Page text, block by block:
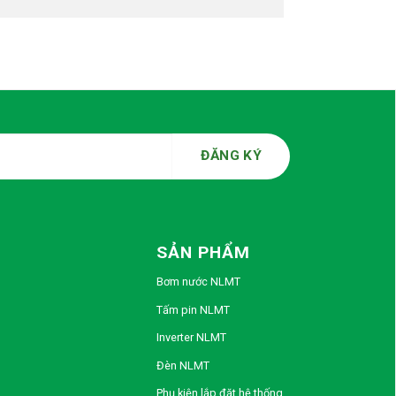
SẢN PHẨM
Bơm nước NLMT
Tấm pin NLMT
Inverter NLMT
Đèn NLMT
Phụ kiện lắp đặt hệ thống